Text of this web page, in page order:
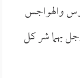
والهواجس
وجل بهما شر كل